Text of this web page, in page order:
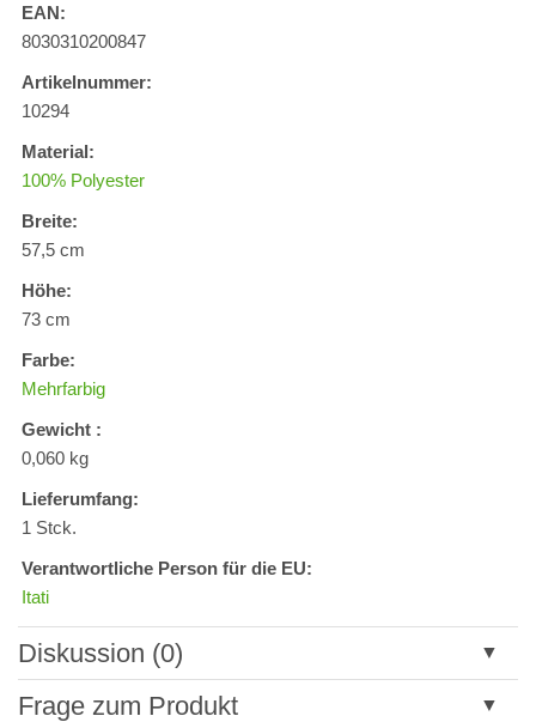
EAN:
8030310200847
Artikelnummer:
10294
Material:
100% Polyester
Breite:
57,5 cm
Höhe:
73 cm
Farbe:
Mehrfarbig
Gewicht :
0,060 kg
Lieferumfang:
1 Stck.
Verantwortliche Person für die EU:
Itati
Diskussion (0)
Neuer Kommentar
Frage zum Produkt